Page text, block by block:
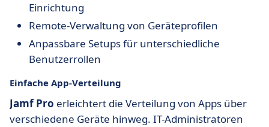
Einrichtung
Remote-Verwaltung von Geräteprofilen
Anpassbare Setups für unterschiedliche
Benutzerrollen
Einfache App-Verteilung
Jamf Pro erleichtert die Verteilung von Apps über
verschiedene Geräte hinweg. IT-Administratoren